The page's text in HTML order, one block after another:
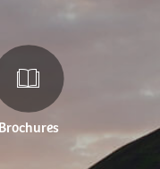
Brochures